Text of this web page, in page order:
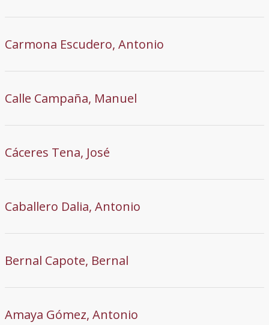
Carmona Escudero, Antonio
Calle Campaña, Manuel
Cáceres Tena, José
Caballero Dalia, Antonio
Bernal Capote, Bernal
Amaya Gómez, Antonio